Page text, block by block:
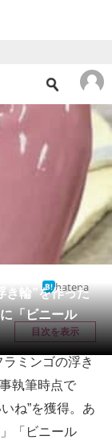
き輪”を作った
「ビニール
hatena
目次を表示
ミンゴの浮き
執筆時点で
ね”を獲得。あ
「ビニール